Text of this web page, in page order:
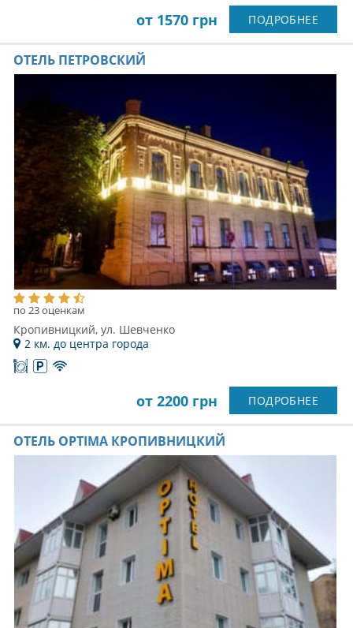
от 1570 грн ПОДРОБНЕЕ
ОТЕЛЬ ПЕТРОВСКИЙ
по 23 оценкам
Кропивницкий, ул. Шевченко
2 км. до центра города
от 2200 грн ПОДРОБНЕЕ
ОТЕЛЬ OPTIMA КРОПИВНИЦКИЙ